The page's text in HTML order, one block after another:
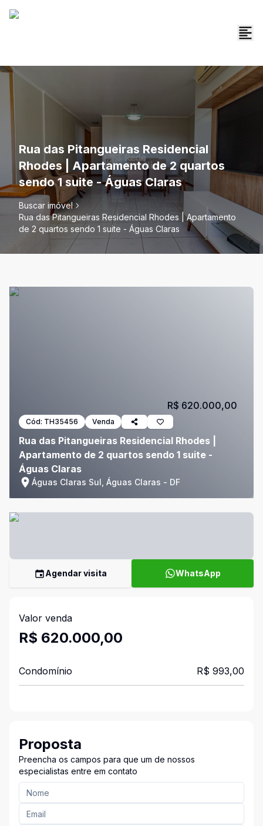
Rua das Pitangueiras Residencial
Rhodes | Apartamento de 2 quartos
sendo 1 suite - Águas Claras
Buscar imóvel
Rua das Pitangueiras Residencial Rhodes | Apartamento
de 2 quartos sendo 1 suite - Águas Claras
Cód: TH35456 Venda
Rua das Pitangueiras Residencial Rhodes |
Apartamento de 2 quartos sendo 1 suite -
Águas Claras
Águas Claras Sul, Águas Claras - DF
R$ 620.000,00
Agendar visita WhatsApp
Valor venda
R$ 620.000,00
Condomínio R$ 993,00
Proposta
Preencha os campos para que um de nossos
especialistas entre em contato